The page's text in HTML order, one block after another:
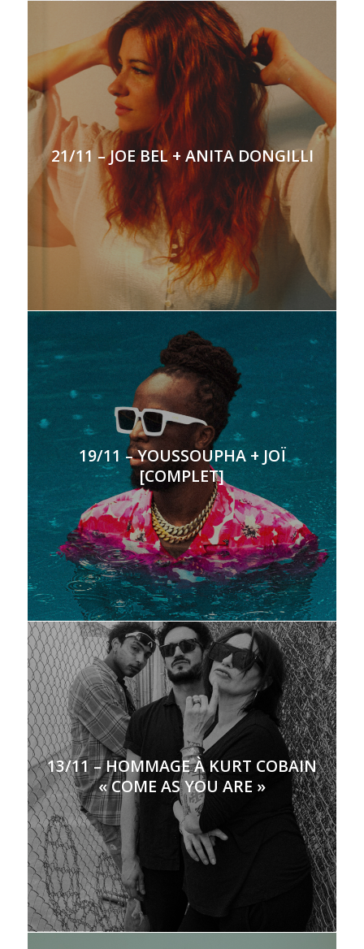
21/11 – JOE BEL + ANITA DONGILLI
19/11 – YOUSSOUPHA + JOÏ
[COMPLET]
13/11 – HOMMAGE À KURT COBAIN
« COME AS YOU ARE »